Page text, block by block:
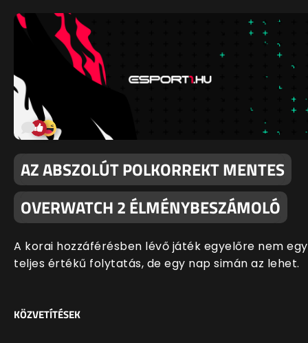
AZ ABSZOLÚT POLKORREKT MENTES
OVERWATCH 2 ÉLMÉNYBESZÁMOLÓ
A korai hozzáférésben lévő játék egyelőre nem egy
teljes értékű folytatás, de egy nap simán az lehet.
KÖZVETÍTÉSEK